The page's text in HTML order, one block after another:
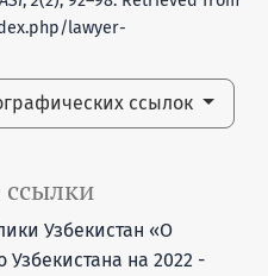
lawyer-
ссылок
ссылки
Узбекистан «О
Узбекистана на 2022 -